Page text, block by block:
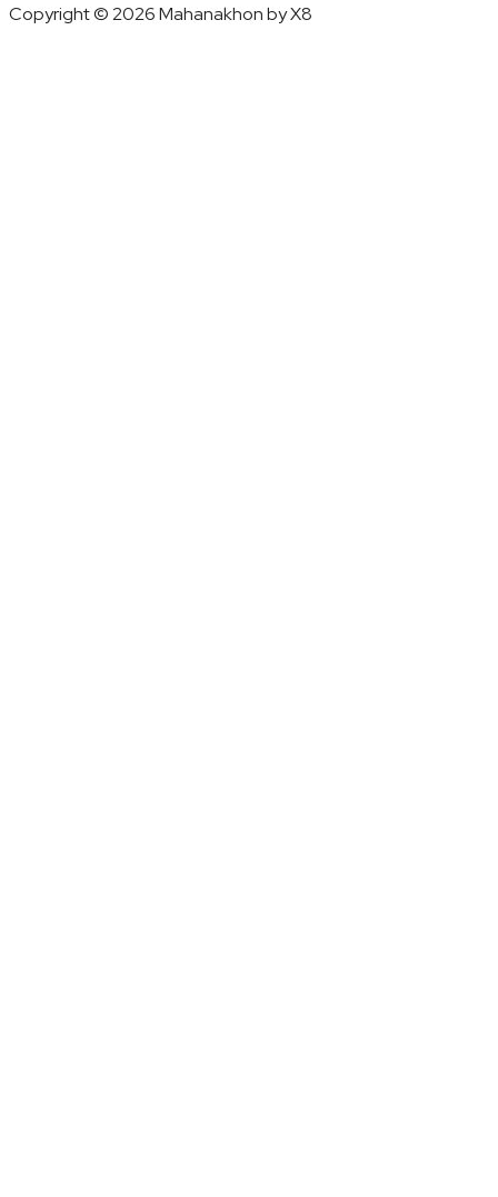
Copyright © 2026 Mahanakhon by X8